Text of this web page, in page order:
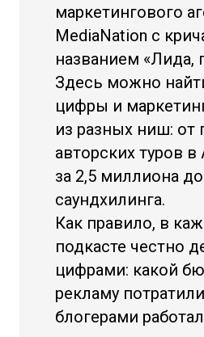
маркетингового
MediaNation с
названием «Лида,
Здесь можно
цифры и
из разных ниш: от
авторских туров в
за 2,5 миллиона
саундхилинга.
Как правило, в
подкасте честно
цифрами: какой
рекламу
блогерами